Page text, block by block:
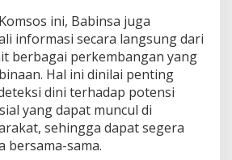
y
a
a
k
a
t
G
a
m
ini, Babinsa juga
informasi secara langsung dari
berbagai perkembangan yang
Hal ini dinilai penting
dini terhadap potensi
yang dapat muncul di
sehingga dapat segera
bersama-sama.